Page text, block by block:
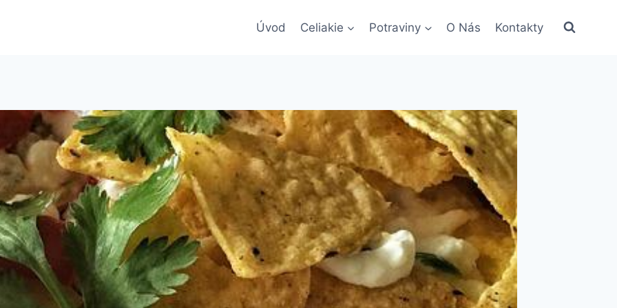
Úvod Celiakie Potraviny O Nás Kontakty